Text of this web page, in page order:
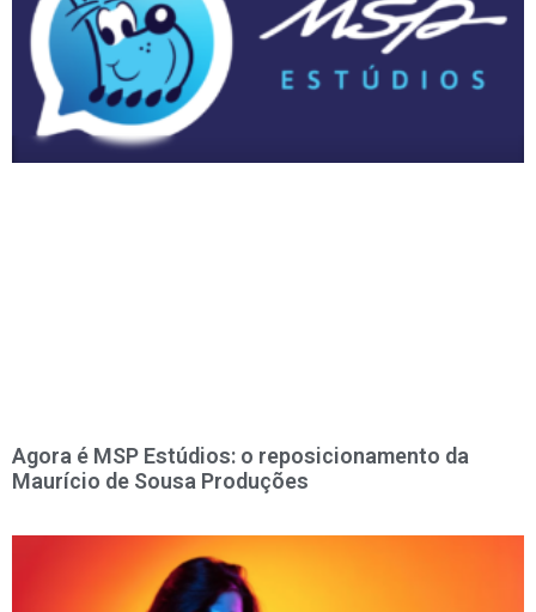
Agora é MSP Estúdios: o reposicionamento da
Maurício de Sousa Produções